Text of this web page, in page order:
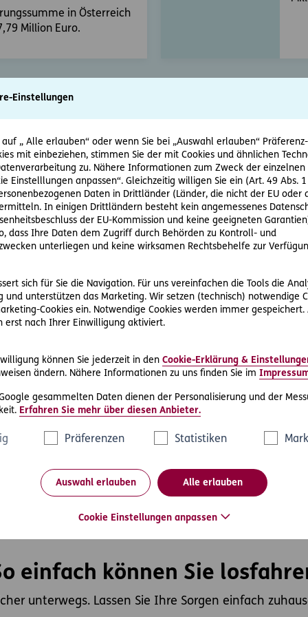
Einstellungen
„ Alle erlauben“ oder wenn Sie bei „Auswahl erlauben“
mit einbeziehen, stimmen Sie der mit Cookies und ähnlichen
zu. Nähere Informationen zum Zweck der einzelnen
Einstelllungen anpassen“. Gleichzeitig willigen Sie ein (Art. 49 Abs. 1
Daten in Drittländer (Länder, die nicht der EU oder
In einigen Drittländern besteht kein angemessenes
der EU-Kommission und keine geeigneten
dass Ihre Daten dem Zugriff durch Behörden zu Kontroll- und
unterliegen und keine wirksamen Rechtsbehelfe zur
sich für Sie die Navigation. Für uns vereinfachen die Tools die
und unterstützen das Marketing. Wir setzen (technisch) notwendige
Cookies ein. Notwendige Cookies werden immer
erst nach Ihrer Einwilligung aktiviert.
können Sie jederzeit in den Cookie-Erklärung &
ändern. Nähere Informationen zu uns finden Sie im
gesammelten Daten dienen der Personalisierung und der
Erfahren Sie mehr über diesen Anbieter.
Präferenzen Statistiken
Auswahl erlauben Alle erlauben
Cookie Einstellungen anpassen
in Österreich
Million Euro.
Ihre Kfz-Haftpflichtversicherung mit folgenden
Absicherung, wenn
als Lenker bei einem
verletzt
Unfallversicherung
schützt Sie als Lenker und
Unfalls, z.B. durch die
Versorgung bei bleibender
Wir zahlen unabhängig
einfach können Sie
unterwegs. Lassen Sie Ihre Sorgen einfach